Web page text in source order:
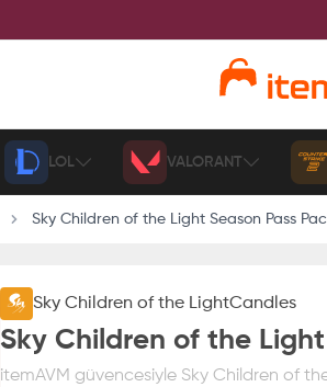
LOL VALORANT
Sky Children of the Light Season Pass
Sky Children of the LightCandles
Sky Children of the Light
itemAVM güvencesiyle Sky Children of